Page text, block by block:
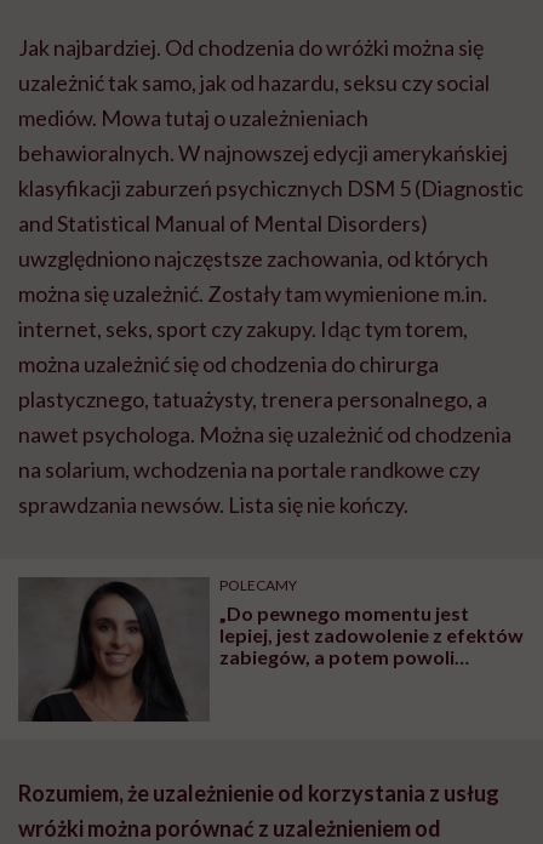
Jak najbardziej. Od chodzenia do wróżki można się
uzależnić tak samo, jak od hazardu, seksu czy social
mediów. Mowa tutaj o uzależnieniach
behawioralnych. W najnowszej edycji amerykańskiej
klasyfikacji zaburzeń psychicznych DSM 5 (Diagnostic
and Statistical Manual of Mental Disorders)
uwzględniono najczęstsze zachowania, od których
można się uzależnić. Zostały tam wymienione m.in.
internet, seks, sport czy zakupy. Idąc tym torem,
można uzależnić się od chodzenia do chirurga
plastycznego, tatuażysty, trenera personalnego, a
nawet psychologa. Można się uzależnić od chodzenia
na solarium, wchodzenia na portale randkowe czy
sprawdzania newsów. Lista się nie kończy.
POLECAMY
„Do pewnego momentu jest
lepiej, jest zadowolenie z efektów
zabiegów, a potem powoli
Rozumiem, że uzależnienie od korzystania z usług
wróżki można porównać z uzależnieniem od